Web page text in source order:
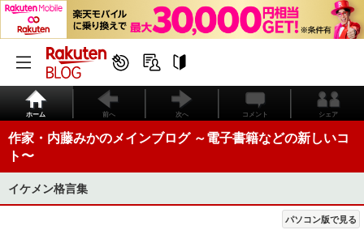
ホーム 前へ 次へ コメント シェア
作家・内藤みかのメインブログ ～電子書籍などの新しいコ
ト〜
イケメン格言集
パソコン版で見る